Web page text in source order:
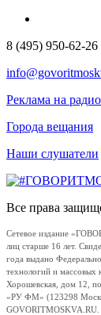
8 (495) 950-62-26
Реклама на радио
Города вещания
Наши слушатели
Все права
Сетевое издание
лиц старше 16 лет.
года выдано
технологий и
Хорошевская, дом 12,
«РУ ФМ» (123298
GOVORITMOSKVA.RU.